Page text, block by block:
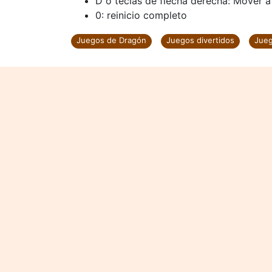
0: reinicio completo
Juegos de Dragón Juegos divertidos